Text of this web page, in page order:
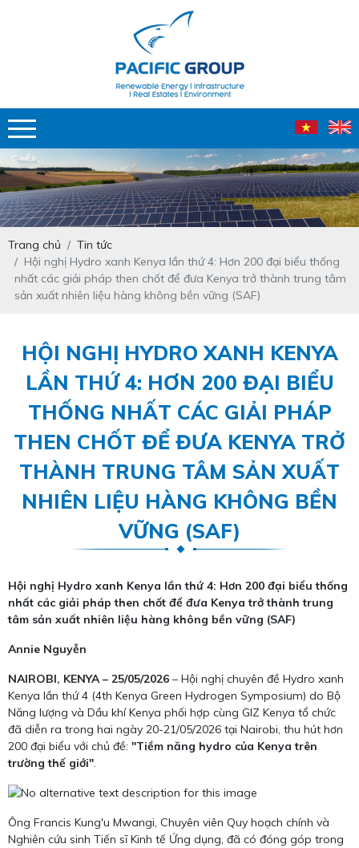
Trang chủ
Tin tức
Hội nghị Hydro xanh Kenya lần thứ 4: Hơn 200 đại biểu thống
nhất các giải pháp then chốt để đưa Kenya trở thành trung tâm
sản xuất nhiên liệu hàng không bền vững (SAF)
HỘI NGHỊ HYDRO XANH KENYA
LẦN THỨ 4: HƠN 200 ĐẠI BIỂU
THỐNG NHẤT CÁC GIẢI PHÁP
THEN CHỐT ĐỂ ĐƯA KENYA TRỞ
THÀNH TRUNG TÂM SẢN XUẤT
NHIÊN LIỆU HÀNG KHÔNG BỀN
VỮNG (SAF)
Hội nghị Hydro xanh Kenya lần thứ 4: Hơn 200 đại biểu thống
nhất các giải pháp then chốt để đưa Kenya trở thành trung
tâm sản xuất nhiên liệu hàng không bền vững (SAF)
Annie Nguyễn
NAIROBI, KENYA – 25/05/2026 – Hội nghị chuyên đề Hydro xanh
Kenya lần thứ 4 (4th Kenya Green Hydrogen Symposium) do Bộ
Năng lượng và Dầu khí Kenya phối hợp cùng GIZ Kenya tổ chức
đã diễn ra trong hai ngày 20-21/05/2026 tại Nairobi, thu hút hơn
200 đại biểu với chủ đề: "Tiềm năng hydro của Kenya trên
trường thế giới".
Ông Francis Kung'u Mwangi, Chuyên viên Quy hoạch chính và
Nghiên cứu sinh Tiến sĩ Kinh tế Ứng dụng, đã có đóng góp trong